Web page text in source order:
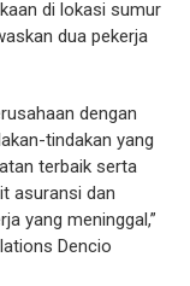
di lokasi sumur
dua pekerja
dengan
tindakan yang
terbaik serta
asuransi dan
yang meninggal,”
Dencio